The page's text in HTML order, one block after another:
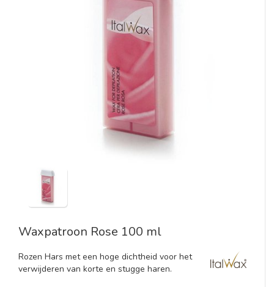
Waxpatroon Rose 100 ml
Rozen Hars met een hoge dichtheid voor het
verwijderen van korte en stugge haren.